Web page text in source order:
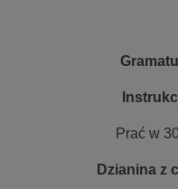
Prać w
Dzianina z